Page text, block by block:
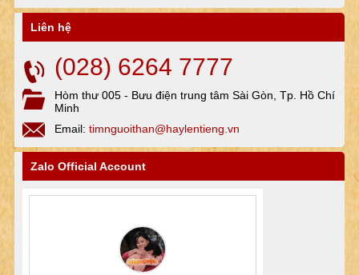
Liên hệ
(028) 6264 7777
Hòm thư 005 - Bưu điện trung tâm Sài Gòn, Tp. Hồ Chí
Minh
Email: timnguoithan@haylentieng.vn
Zalo Official Account